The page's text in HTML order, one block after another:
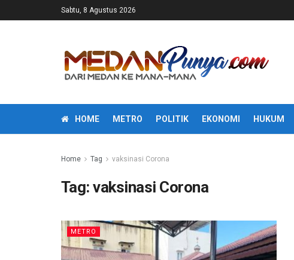
Sabtu, 8 Agustus 2026
HOME METRO POLITIK EKONOMI HUKUM
Home Tag vaksinasi Corona
Tag:vaksinasi Corona
METRO